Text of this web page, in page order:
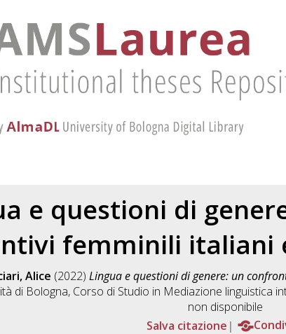
e questioni di
femminili italiani
Alice (2022) Lingua e questioni di genere: un
di Bologna, Corso di Studio in Mediazione linguistica
non disponibile
Salva citazione